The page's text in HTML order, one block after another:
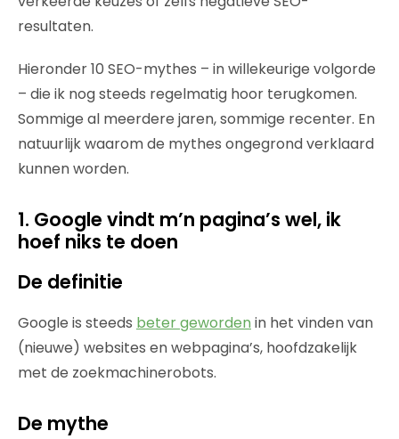
resultaten.
Hieronder 10 SEO-mythes – in willekeurige volgorde
– die ik nog steeds regelmatig hoor terugkomen.
Sommige al meerdere jaren, sommige recenter. En
natuurlijk waarom de mythes ongegrond verklaard
kunnen worden.
1. Google vindt m’n pagina’s wel, ik
hoef niks te doen
De definitie
Google is steeds beter geworden in het vinden van
(nieuwe) websites en webpagina’s, hoofdzakelijk
met de zoekmachinerobots.
De mythe